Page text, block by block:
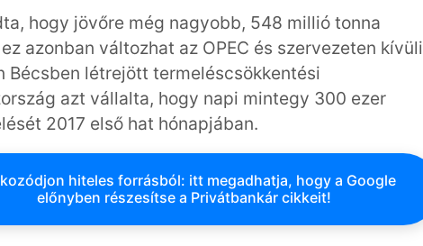
hogy jövőre még nagyobb, 548 millió tonna
azonban változhat az OPEC és szervezeten kívüli
Bécsben létrejött termeléscsökkentési
azt vállalta, hogy napi mintegy 300 ezer
2017 első hat hónapjában.
hiteles forrásból: itt megadhatja, hogy a Google
előnyben részesítse a Privátbankár cikkeit!